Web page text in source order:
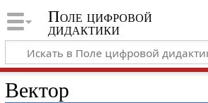
Поле цифровой
дидактики
Вектор